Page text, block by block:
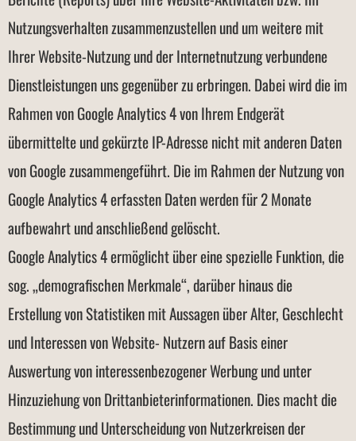
Nutzungsverhalten zusammenzustellen und um weitere mit
Ihrer Website-Nutzung und der Internetnutzung verbundene
Dienstleistungen uns gegenüber zu erbringen. Dabei wird die im
Rahmen von Google Analytics 4 von Ihrem Endgerät
übermittelte und gekürzte IP-Adresse nicht mit anderen Daten
von Google zusammengeführt. Die im Rahmen der Nutzung von
Google Analytics 4 erfassten Daten werden für 2 Monate
aufbewahrt und anschließend gelöscht.
Google Analytics 4 ermöglicht über eine spezielle Funktion, die
sog. „demografischen Merkmale“, darüber hinaus die
Erstellung von Statistiken mit Aussagen über Alter, Geschlecht
und Interessen von Website- Nutzern auf Basis einer
Auswertung von interessenbezogener Werbung und unter
Hinzuziehung von Drittanbieterinformationen. Dies macht die
Bestimmung und Unterscheidung von Nutzerkreisen der